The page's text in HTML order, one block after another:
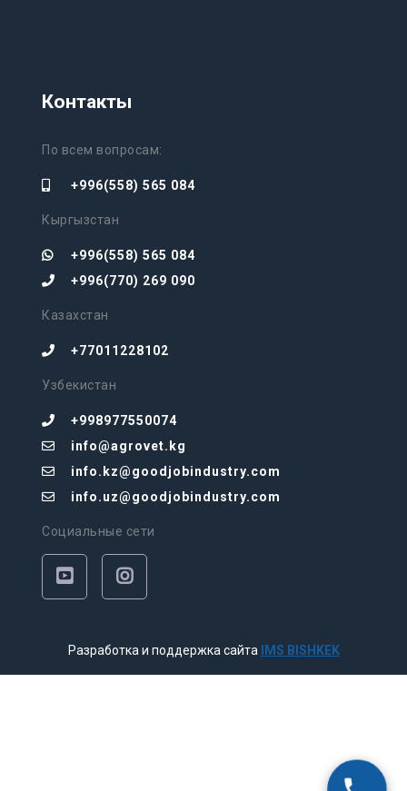
Контакты
По всем вопросам:
+996(558) 565 084
Кыргызстан
+996(558) 565 084
+996(770) 269 090
Казахстан
+77011228102
Узбекистан
+998977550074
info@agrovet.kg
info.kz@goodjobindustry.com
info.uz@goodjobindustry.com
Социальные сети
Разработка и поддержка сайта IMS BISHKEK